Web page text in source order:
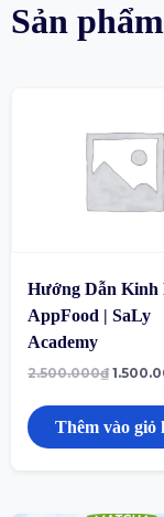
Sản
Hướng Dẫn Kinh
AppFood | SaLy
Academy
2.500.000₫
Thêm vào giỏ